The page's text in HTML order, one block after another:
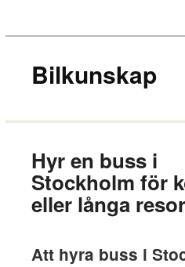
KONTAKT
Bilkunskap
Hyr en buss i
Stockholm för
eller långa resor
Att hyra buss i